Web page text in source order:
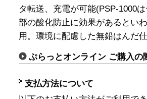
タ転送、充電が可能(PSP-1000
部の酸化防止に効果があるとい
用。環境に配慮した無鉛はんだ
ぷらっとオンライン ご購入の
支払方法について